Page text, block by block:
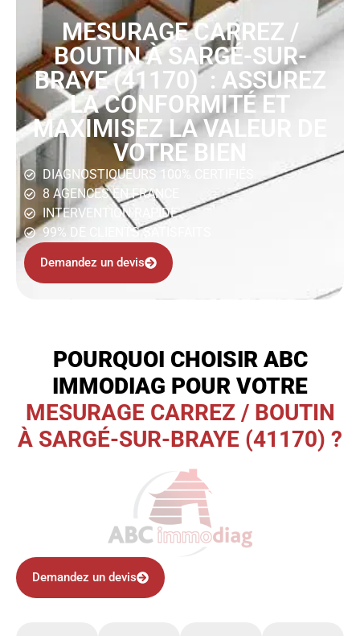
MESURAGE CARREZ /
BOUTIN À SARGÉ-SUR-
BRAYE (41170) : ASSUREZ
LA CONFORMITÉ ET
MAXIMISEZ LA VALEUR DE
VOTRE BIEN
DIAGNOSTIQUEURS 100% CERTIFIÉS
8 AGENCES EN FRANCE
INTERVENTION RAPIDE
99% DE CLIENTS SATISFAITS
Demandez un devis
POURQUOI CHOISIR ABC
IMMODIAG POUR VOTRE
MESURAGE CARREZ / BOUTIN
À SARGÉ-SUR-BRAYE (41170) ?
Demandez un devis